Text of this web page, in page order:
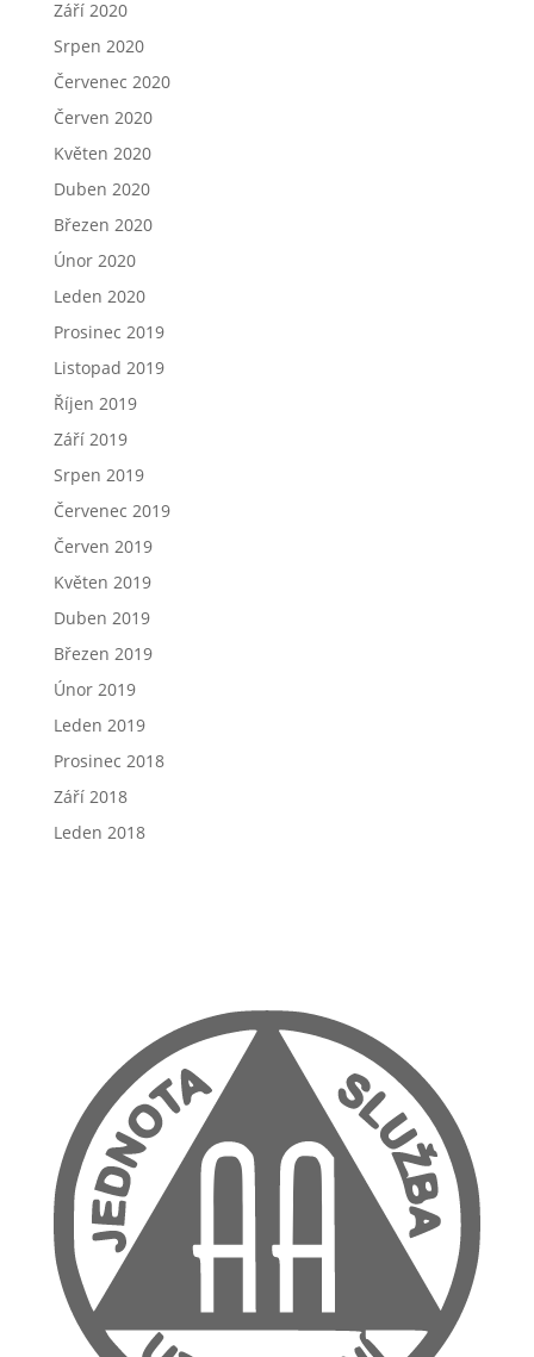
Září 2020
Srpen 2020
Červenec 2020
Červen 2020
Květen 2020
Duben 2020
Březen 2020
Únor 2020
Leden 2020
Prosinec 2019
Listopad 2019
Říjen 2019
Září 2019
Srpen 2019
Červenec 2019
Červen 2019
Květen 2019
Duben 2019
Březen 2019
Únor 2019
Leden 2019
Prosinec 2018
Září 2018
Leden 2018